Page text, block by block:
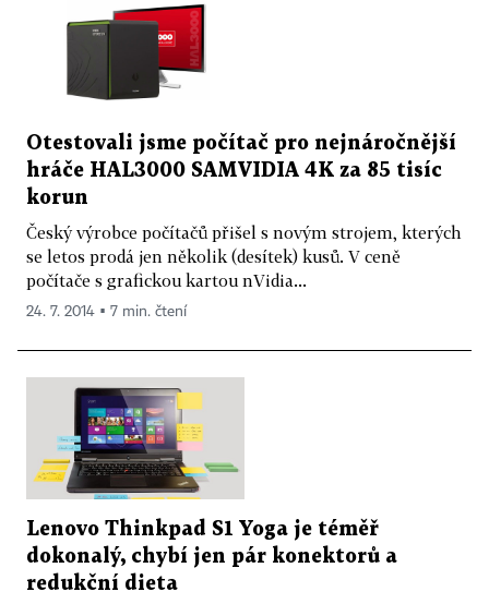
Otestovali jsme počítač pro nejnáročnější
hráče HAL3000 SAMVIDIA 4K za 85 tisíc
korun
Český výrobce počítačů přišel s novým strojem, kterých
se letos prodá jen několik (desítek) kusů. V ceně
počítače s grafickou kartou nVidia...
24. 7. 2014 ▪ 7 min. čtení
Lenovo Thinkpad S1 Yoga je téměř
dokonalý, chybí jen pár konektorů a
redukční dieta